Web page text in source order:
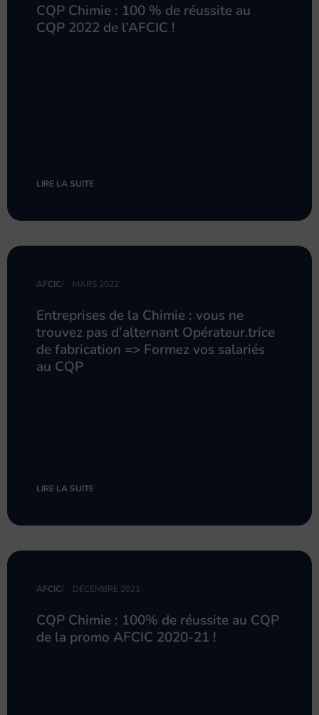
CQP Chimie : 100 % de réussite au
CQP 2022 de l’AFCIC !
LIRE LA SUITE
AFCIC/ MARS 2022
Entreprises de la Chimie : vous ne
trouvez pas d’alternant Opérateur.trice
de fabrication => Formez vos salariés
au CQP
LIRE LA SUITE
AFCIC/ DÉCEMBRE 2021
CQP Chimie : 100% de réussite au CQP
de la promo AFCIC 2020-21 !